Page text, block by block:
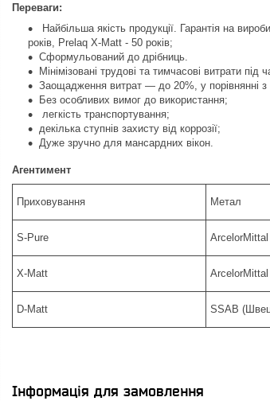
Переваги:
Найбільша якість продукції. Гарантія на
років, Prelaq X-Matt - 50 років;
Сформульований до дрібниць.
Мінімізовані трудові та тимчасові витрати під
Заощадження витрат — до 20%, у порівнянні з
Без особливих вимог до використання;
легкість транспортування;
декілька ступнів захисту від коррозії;
Дуже зручно для мансардних вікон.
Агентимент
Приховування Метал
S-Pure
X-Matt
D-Matt SSAB
Інформація для замовлення